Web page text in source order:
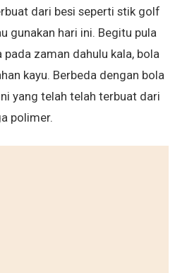
dari besi seperti stik golf
gunakan hari ini. Begitu pula
zaman dahulu kala, bola
kayu. Berbeda dengan bola
yang telah telah terbuat dari
polimer.